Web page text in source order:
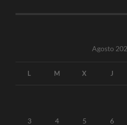
Agosto
L M X J
3 4 5 6